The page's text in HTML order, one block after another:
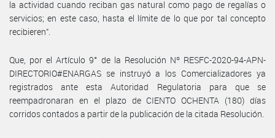
la actividad cuando reciban gas natural como pago de regalías o
servicios; en este caso, hasta el límite de lo que por tal concepto
recibieren”.
Que, por el Artículo 9° de la Resolución Nº RESFC-2020-94-APN-
DIRECTORIO#ENARGAS se instruyó a los Comercializadores ya
registrados ante esta Autoridad Regulatoria para que se
reempadronaran en el plazo de CIENTO OCHENTA (180) días
corridos contados a partir de la publicación de la citada Resolución.